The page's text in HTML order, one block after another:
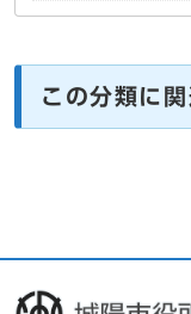
この分類に